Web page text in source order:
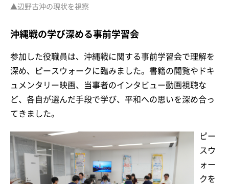
▲辺野古沖の現状を視察
沖縄戦の学び深める事前学習会
参加した役職員は、沖縄戦に関する事前学習会で理解を
深め、ピースウォークに臨みました。書籍の閲覧やドキ
ュメンタリー映画、当事者のインタビュー動画視聴な
ど、各自が選んだ手段で学び、平和への思いを深め合っ
てきました。
ピー
スウ
ォー
クを